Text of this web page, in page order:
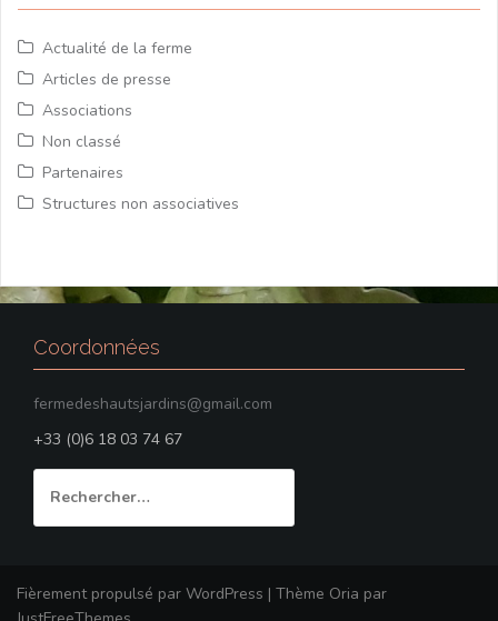
Actualité de la ferme
Articles de presse
Associations
Non classé
Partenaires
Structures non associatives
Coordonnées
fermedeshautsjardins@gmail.com
+33 (0)6 18 03 74 67
Fièrement propulsé par WordPress | Thème Oria par